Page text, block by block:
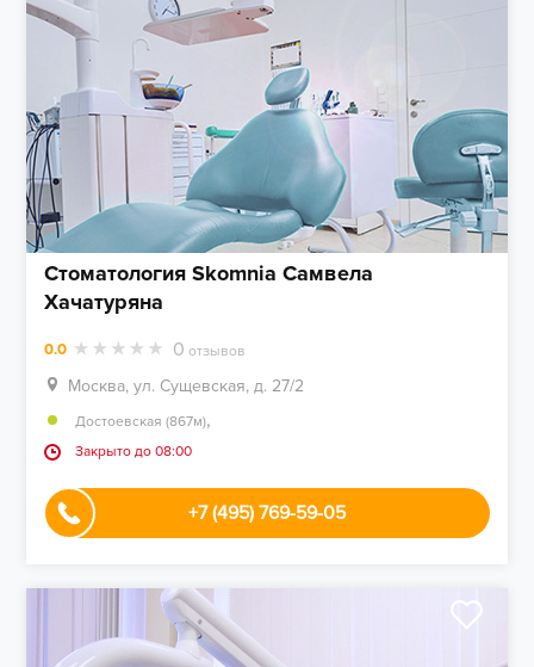
Стоматология Skomnia Самвела
Хачатуряна
0.0 0 отзывов
Москва, ул. Сущевская, д. 27/2
Достоевская (867м),
Закрыто до 08:00
+7 (495) 769-59-05